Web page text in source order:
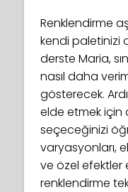
Renklendirme
kendi paletinizi
derste Maria,
nasıl daha
gösterecek.
elde etmek için
seçeceğinizi
varyasyonları,
ve özel efektler
renklendirme